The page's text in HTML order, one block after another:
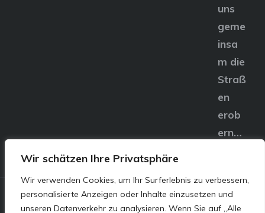
Wir schätzen Ihre Privatsphäre
Wir verwenden Cookies, um Ihr Surferlebnis zu verbessern,
personalisierte Anzeigen oder Inhalte einzusetzen und
unseren Datenverkehr zu analysieren. Wenn Sie auf „Alle
uns
geme
insa
m die
Straß
en
erob
ern…
© E&S Motors GmbH,